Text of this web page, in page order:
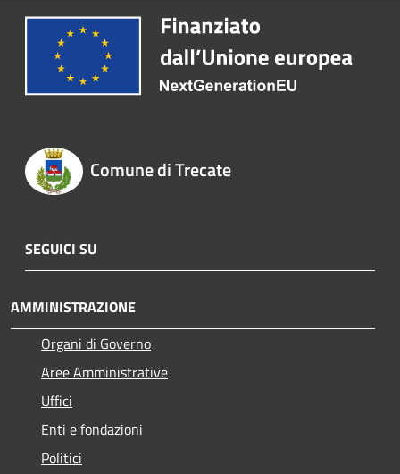
Comune di Trecate
SEGUICI SU
AMMINISTRAZIONE
Organi di Governo
Aree Amministrative
Uffici
Enti e fondazioni
Politici